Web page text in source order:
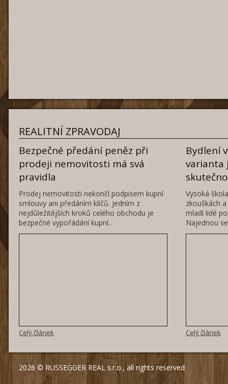
REALITNÍ ZPRAVODAJ
Bezpečné předání peněz při
prodeji nemovitosti má svá
pravidla
Prodej nemovitosti nekončí podpisem kupní
smlouvy ani předáním klíčů. Jedním z
nejdůležitějších kroků celého obchodu je
bezpečné vypořádání kupní..
Celý článek
Bydlení
varianta
Vysoká
zkouškách
mladí lidé
Najednou
Celý článek
2026 © RUSSEGGER REAL s.r.o., all rights reserved